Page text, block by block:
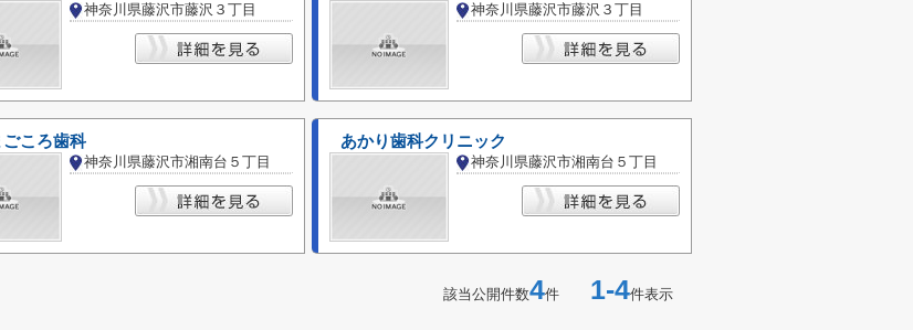
神奈川県藤沢市藤沢３丁目 神奈川県藤沢市藤沢３丁目
ころ歯科
神奈川県藤沢市湘南台５丁目
あかり歯科クリニック
神奈川県藤沢市湘南台５丁目
該当公開件数4件 1-4件表示